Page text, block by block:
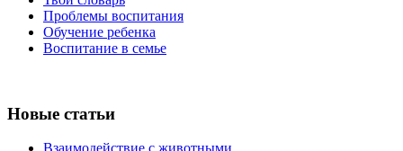
Проблемы воспитания
Обучение ребенка
Воспитание в семье
Новые статьи